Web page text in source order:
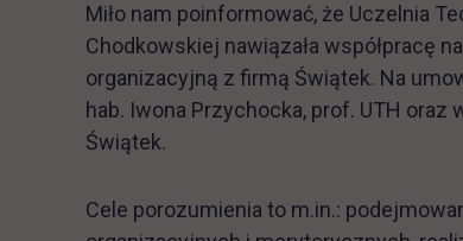
Miło nam poinformować, że Uczelnia
Chodkowskiej nawiązała współpracę
organizacyjną z firmą Świątek. Na
hab. Iwona Przychocka, prof. UTH oraz
Świątek.
Cele porozumienia to m.in.: